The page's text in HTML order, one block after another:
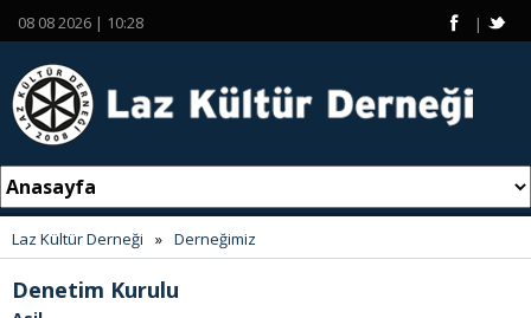
08 08 2026 | 10:28 |
Laz Kültür Derneği » Derneğimiz
Denetim Kurulu